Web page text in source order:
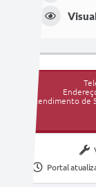
Atendimento de
Portal